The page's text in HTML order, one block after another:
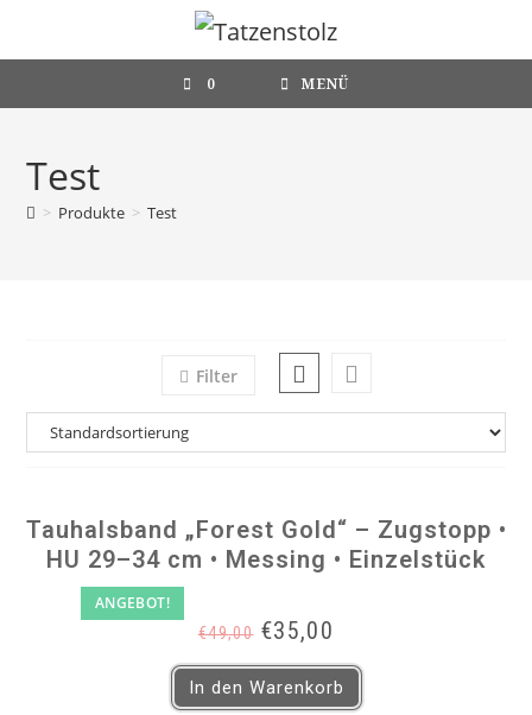
0 MENÜ
Test
> Produkte > Test
Filter
ANGEBOT!
Tauhalsband „Forest Gold“ – Zugstopp •
HU 29–34 cm • Messing • Einzelstück
€49,00 Ursprünglicher
Preis
war:
€49,00
€35,00
ist:
€35,00.
In den Warenkorb